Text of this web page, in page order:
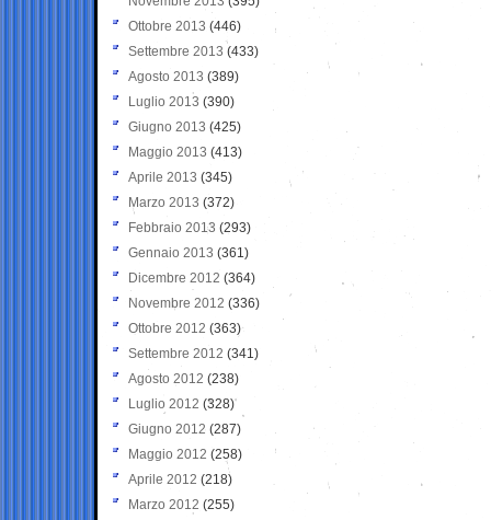
Ottobre 2013 (446)
Settembre 2013 (433)
Agosto 2013 (389)
Luglio 2013 (390)
Giugno 2013 (425)
Maggio 2013 (413)
Aprile 2013 (345)
Marzo 2013 (372)
Febbraio 2013 (293)
Gennaio 2013 (361)
Dicembre 2012 (364)
Novembre 2012 (336)
Ottobre 2012 (363)
Settembre 2012 (341)
Agosto 2012 (238)
Luglio 2012 (328)
Giugno 2012 (287)
Maggio 2012 (258)
Aprile 2012 (218)
Marzo 2012 (255)